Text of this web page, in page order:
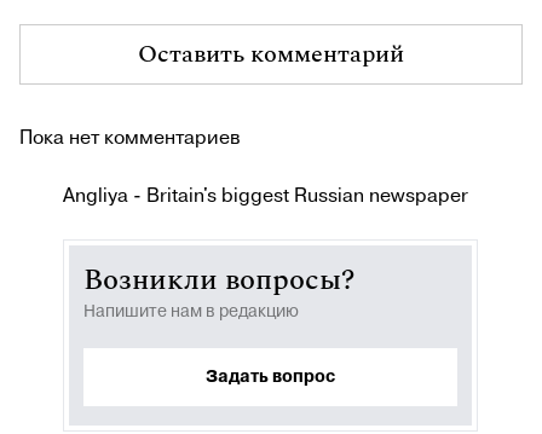
Оставить комментарий
Пока нет комментариев
Angliya - Britain's biggest Russian newspaper
Возникли вопросы?
Напишите нам в редакцию
Задать вопрос